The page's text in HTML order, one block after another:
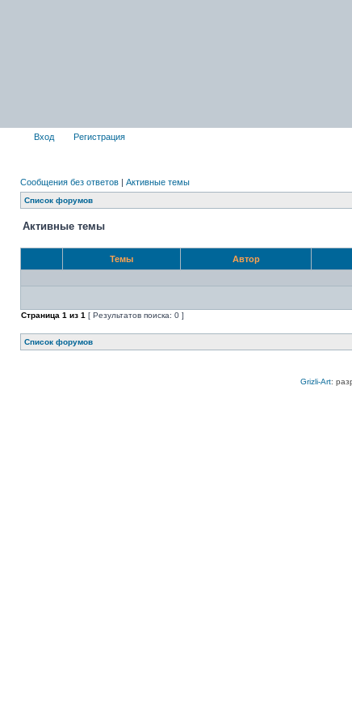
Вход Регистрация
Сообщения без ответов | Активные темы
Список форумов
Активные темы
Темы Автор
Страница 1 из 1 [ Результатов поиска: 0 ]
Список форумов
Grizli-Art: